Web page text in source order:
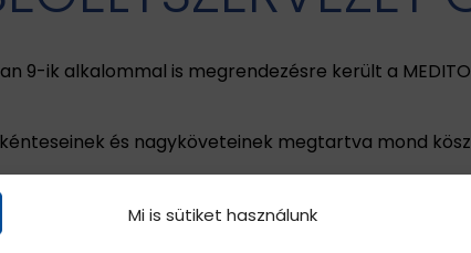
Mi is sütiket használunk
9-ik alkalommal is megrendezésre került a
és nagyköveteinek megtartva mond
partnerként segíti az Ökumenikus